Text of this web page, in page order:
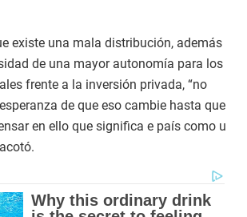
existe una mala distribución, además
de una mayor autonomía para los
frente a la inversión privada, “no
de que eso cambie hasta que
en ello que significa e país como u